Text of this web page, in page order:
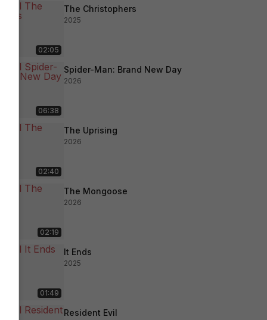
02:05
The Christophers
2025
06:38
Spider-Man: Brand New Day
2026
02:40
The Uprising
2026
02:19
The Mongoose
2026
01:49
It Ends
2025
Resident Evil